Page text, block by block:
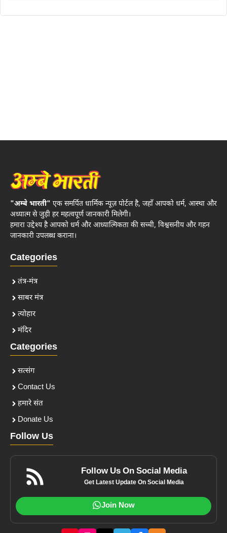
"अम्बे भारती" एक समर्पित धार्मिक न्यूज़ पोर्टल है, जहाँ आपको धर्म, आस्था और
अध्यात्म से जुड़ी हर महत्वपूर्ण जानकारी मिलेगी।
हमारा उद्देश्य है आपको धर्म और आध्यात्मिकता की सच्ची, विश्वसनीय और गहन
जानकारी उपलब्ध कराना।
Categories
तंत्र-मंत्र
साबर मंत्र
त्योहार
मंदिर
Categories
सत्संग
Contact Us
हमारे संत
Donate Us
Follow Us
Follow Us On Social Media
Get Latest Update On Social Media
Join Now